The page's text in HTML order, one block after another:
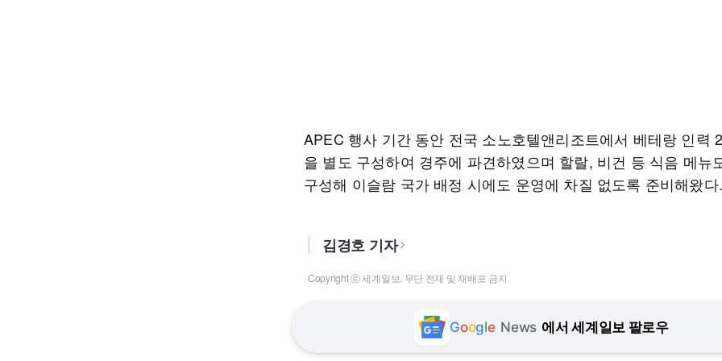
APEC 행사 기간 동안 전국 소노호텔앤리조트에서 베테랑 인력
을 별도 구성하여 경주에 파견하였으며 할랄, 비건 등 식음 메뉴
구성해 이슬람 국가 배정 시에도 운영에 차질 없도록 준비해왔다.
김경호 기자
Copyright ⓒ 세계일보. 무단 전재 및 재배포 금지
Google News 에서 세계일보 팔로우